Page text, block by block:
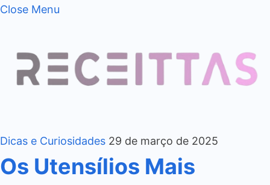
Close Menu
Dicas e Curiosidades 29 de março de 2025
Os Utensílios Mais